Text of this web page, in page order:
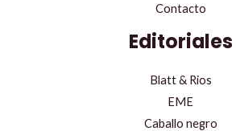
Contacto
Editoriales
Blatt & Rios
EME
Caballo negro